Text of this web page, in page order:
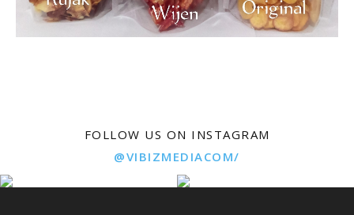
FOLLOW US ON INSTAGRAM
@VIBIZMEDIACOM/